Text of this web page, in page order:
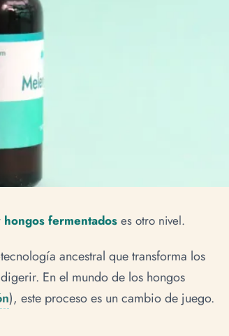
hongos fermentados es otro nivel.
ancestral que transforma los
En el mundo de los hongos
), este proceso es un cambio de juego.